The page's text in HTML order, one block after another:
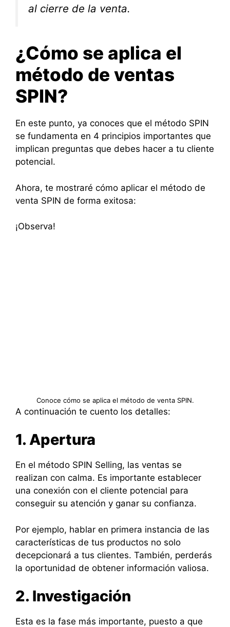
al cierre de la venta.
¿Cómo se aplica el
método de ventas
SPIN?
En este punto, ya conoces que el método SPIN
se fundamenta en 4 principios importantes que
implican preguntas que debes hacer a tu cliente
potencial.
Ahora, te mostraré cómo aplicar el método de
venta SPIN de forma exitosa:
¡Observa!
Conoce cómo se aplica el método de venta SPIN.
A continuación te cuento los detalles:
1. Apertura
En el método SPIN Selling, las ventas se
realizan con calma. Es importante establecer
una conexión con el cliente potencial para
conseguir su atención y ganar su confianza.
Por ejemplo, hablar en primera instancia de las
características de tus productos no solo
decepcionará a tus clientes. También, perderás
la oportunidad de obtener información valiosa.
2. Investigación
Esta es la fase más importante, puesto a que